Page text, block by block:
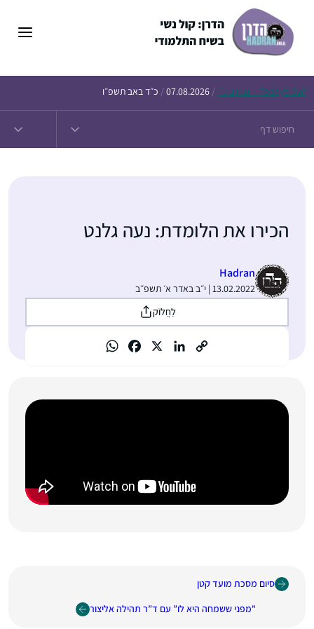
Today’s Daf – זבחים נ״ו /
07.08.2026
/ כ״ד באב תשפ״ו
הכירו את הלומדת: נעה גלנט
Hadran
13.02.2022 | י״ב באדר א׳ תשפ״ב
לַחֲלוֹק
סיום מסכת מועד קטן
"מפני ששמחה היא לו” עם ד”ר תהילה אליצור